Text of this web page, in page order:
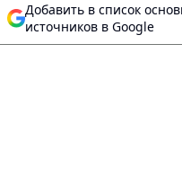
Добавить в список
источников в Google